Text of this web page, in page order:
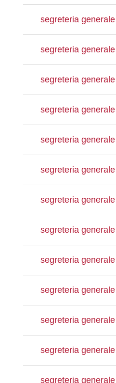
segreteria generale
segreteria generale
segreteria generale
segreteria generale
segreteria generale
segreteria generale
segreteria generale
segreteria generale
segreteria generale
segreteria generale
segreteria generale
segreteria generale
segreteria generale